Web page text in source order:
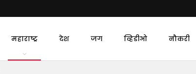
महाराष्ट्र देश जग व्हिडीओ नौकरी